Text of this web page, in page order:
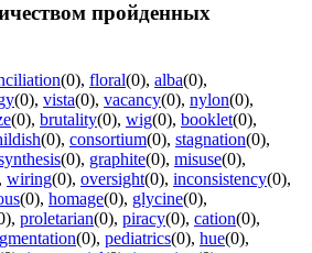
пройденных
(0), floral(0), alba(0),
(0), vista(0), vacancy(0), nylon(0),
(0), brutality(0), wig(0), booklet(0),
(0), consortium(0), stagnation(0),
(0), graphite(0), misuse(0),
, wiring(0), oversight(0), inconsistency(0),
(0), homage(0), glycine(0),
, proletarian(0), piracy(0), cation(0),
(0), pediatrics(0), hue(0),